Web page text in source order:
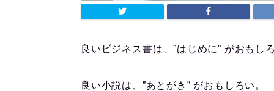
良いビジネス書は、”はじめに” がおもし
良い小説は、”あとがき” がおもしろい。